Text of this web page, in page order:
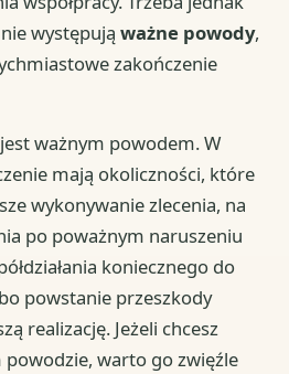
występująważne powody,
zakończenie
ważnym powodem. W
mają okoliczności, które
wykonywanie zlecenia, na
po poważnym naruszeniu
koniecznego do
powstanie przeszkody
realizację. Jeżeli chcesz
powodzie, warto go zwięźle